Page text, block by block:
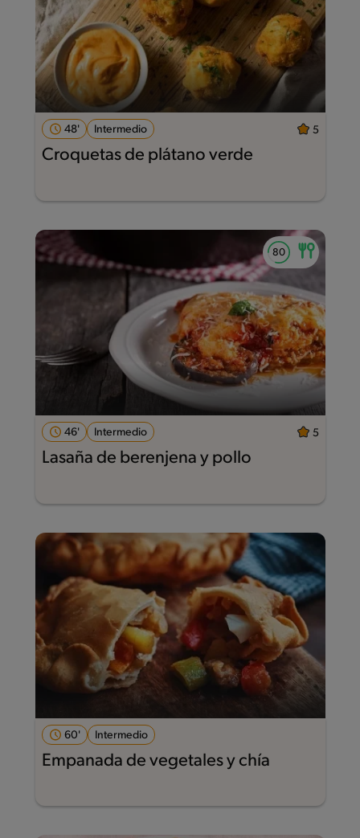
48' Intermedio 5
Croquetas de plátano verde
46' Intermedio 5
Lasaña de berenjena y pollo
60' Intermedio
Empanada de vegetales y chía